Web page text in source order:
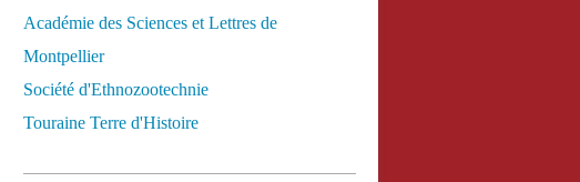
Académie des Sciences et Lettres de
Montpellier
Société d'Ethnozootechnie
Touraine Terre d'Histoire